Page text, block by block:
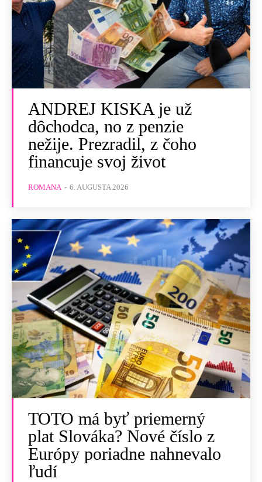
ANDREJ KISKA je už
dôchodca, no z penzie
nežije. Prezradil, z čoho
financuje svoj život
ROMANA - 6. AUGUSTA 2026
TOTO má byť priemerný
plat Slováka? Nové číslo z
Európy poriadne nahnevalo
ľudí